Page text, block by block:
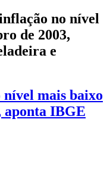
no nível
de 2003,
e
mais baixo
aponta IBGE